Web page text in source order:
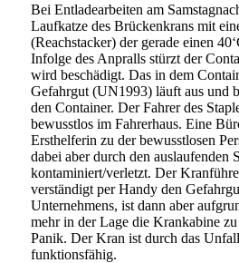
Bei Entladearbeiten am
Laufkatze des Brückenkrans mit
(Reachstacker) der gerade einen
Infolge des Anpralls stürzt der
wird beschädigt. Das in dem
Gefahrgut (UN1993) läuft aus und
den Container. Der Fahrer des
bewusstlos im Fahrerhaus. Eine
Ersthelferin zu der bewusstlosen
dabei aber durch den auslaufenden
kontaminiert/verletzt. Der
verständigt per Handy den
Unternehmens, ist dann aber
mehr in der Lage die Krankabine
Panik. Der Kran ist durch das
funktionsfähig.